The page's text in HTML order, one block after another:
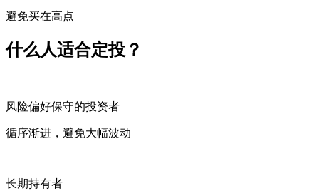
避免买在高点
什么人适合定投？
风险偏好保守的投资者
循序渐进，避免大幅波动
长期持有者